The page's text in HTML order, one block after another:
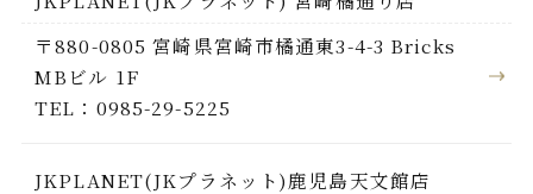
〒880-0805 宮崎県宮崎市橘通東3-4-3 Bricks
MBビル 1F
TEL：0985-29-5225
JKPLANET(JKプラネット)鹿児島天文館店